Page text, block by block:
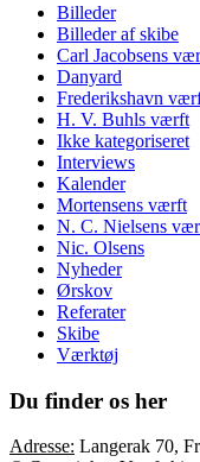
Billeder
Billeder af skibe
Carl Jacobsens
Danyard
Frederikshavn
H. V. Buhls værft
Ikke kategoriseret
Interviews
Kalender
Mortensens værft
N. C. Nielsens
Nic. Olsens
Nyheder
Ørskov
Referater
Skibe
Værktøj
Du finder os her
Adresse: Langerak 70,